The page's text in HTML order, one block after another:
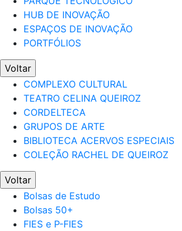
HUB DE INOVAÇÃO
ESPAÇOS DE INOVAÇÃO
PORTFÓLIOS
Voltar
COMPLEXO CULTURAL
TEATRO CELINA QUEIROZ
CORDELTECA
GRUPOS DE ARTE
BIBLIOTECA ACERVOS ESPECIAIS
COLEÇÃO RACHEL DE QUEIROZ
Voltar
Bolsas de Estudo
Bolsas 50+
FIES e P-FIES